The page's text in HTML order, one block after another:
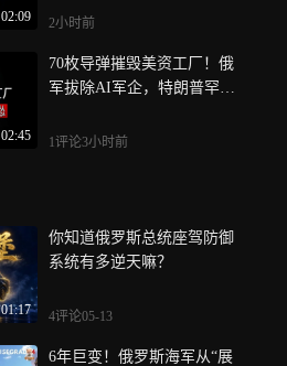
02:09 2小时前
02:45
70枚导弹摧毁美资工厂！俄
军拔除AI军企，特朗普罕见
1评论3小时前
01:17
你知道俄罗斯总统座驾防御
系统有多逆天嘛？
4评论05-13
6年巨变！俄罗斯海军从“展